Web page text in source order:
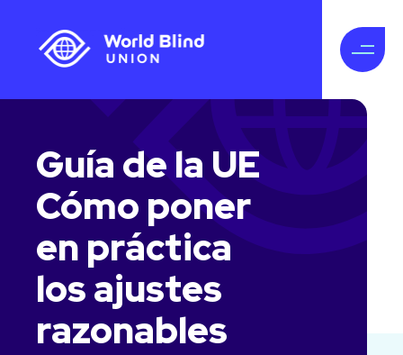
Guía de la UE
Cómo poner
en práctica
los ajustes
razonables